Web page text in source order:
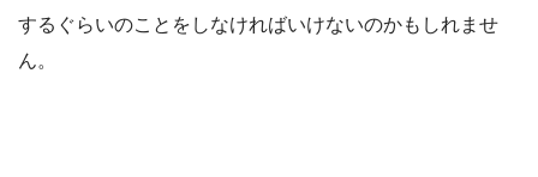
するぐらいのことをしなければいけないのかもしれませ
ん。